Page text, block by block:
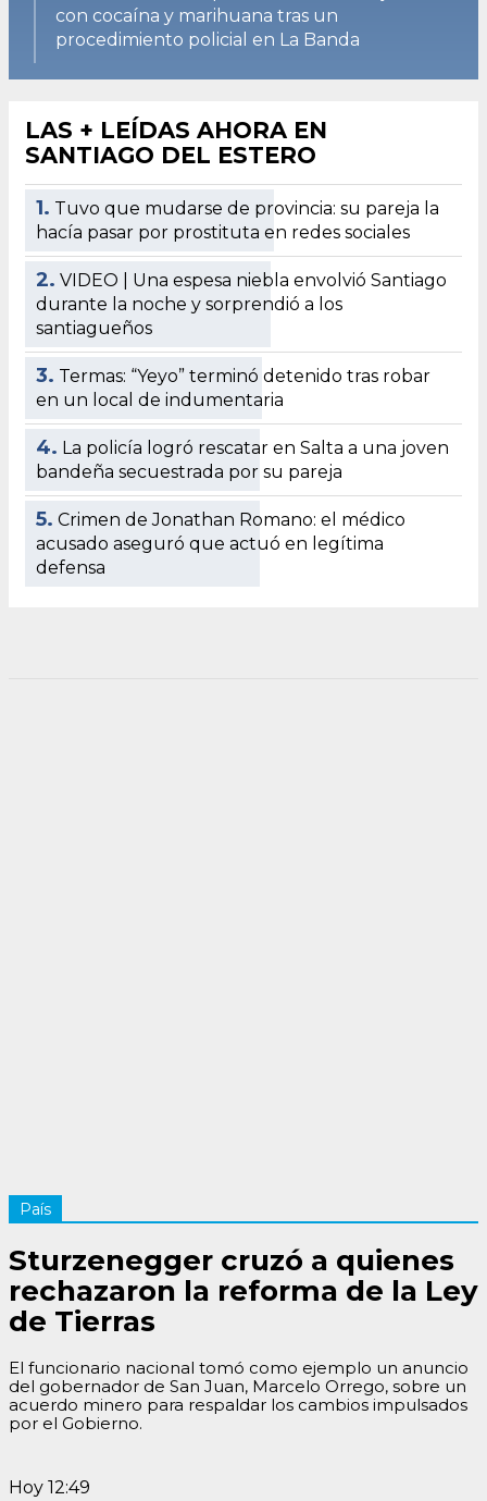
con cocaína y marihuana tras un
procedimiento policial en La Banda
LAS + LEÍDAS AHORA EN
SANTIAGO DEL ESTERO
1. Tuvo que mudarse de provincia: su pareja la
hacía pasar por prostituta en redes sociales
2. VIDEO | Una espesa niebla envolvió Santiago
durante la noche y sorprendió a los
santiagueños
3. Termas: “Yeyo” terminó detenido tras robar
en un local de indumentaria
4. La policía logró rescatar en Salta a una joven
bandeña secuestrada por su pareja
5. Crimen de Jonathan Romano: el médico
acusado aseguró que actuó en legítima
defensa